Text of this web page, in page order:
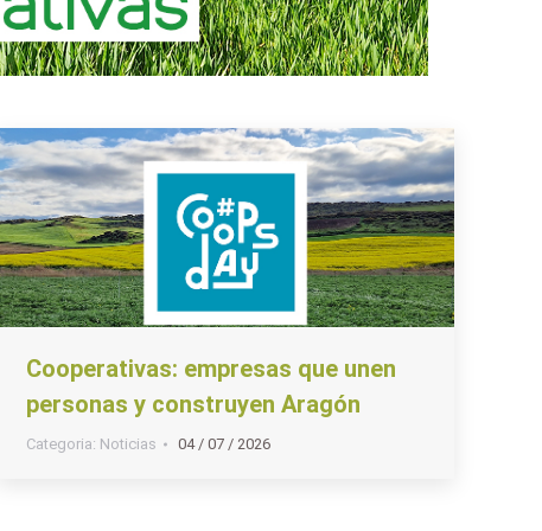
Cooperativas: empresas que unen
personas y construyen Aragón
Categoria: Noticias 04 / 07 / 2026